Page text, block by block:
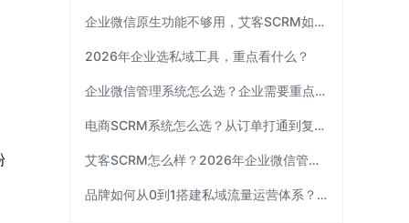
企业微信原生功能不够用，艾客SCRM如何补齐运营链路？
2026年企业选私域工具，重点看什么？
企业微信管理系统怎么选？企业需要重点考察这7项能力|艾客SCRM
电商SCRM系统怎么选？从订单打通到复购运营 | 艾客SCRM
艾客SCRM怎么样？2026年企业微信管理工具选型指南
品牌如何从0到1搭建私域流量运营体系？| 艾客SCRM